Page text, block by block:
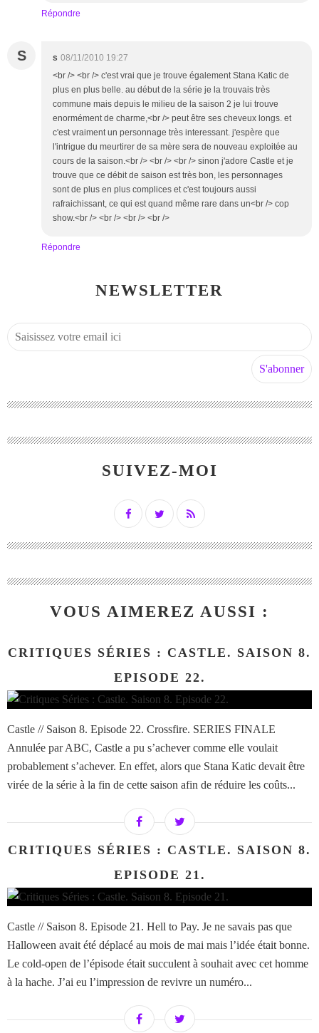
Répondre
S s 08/11/2010 19:27
<br /> <br /> c'est vrai que je trouve également Stana Katic de
plus en plus belle. au début de la série je la trouvais très
commune mais depuis le milieu de la saison 2 je lui trouve
enormément de charme,<br /> peut être ses cheveux longs. et
c'est vraiment un personnage très interessant. j'espère que
l'intrigue du meurtirer de sa mère sera de nouveau exploitée au
cours de la saison.<br /> <br /> <br /> sinon j'adore Castle et je
trouve que ce débit de saison est très bon, les personnages
sont de plus en plus complices et c'est toujours aussi
rafraichissant, ce qui est quand même rare dans un<br /> cop
show.<br /> <br /> <br /> <br />
Répondre
NEWSLETTER
SUIVEZ-MOI
VOUS AIMEREZ AUSSI :
CRITIQUES SÉRIES : CASTLE. SAISON 8.
EPISODE 22.
Castle // Saison 8. Episode 22. Crossfire. SERIES FINALE
Annulée par ABC, Castle a pu s’achever comme elle voulait
probablement s’achever. En effet, alors que Stana Katic devait être
virée de la série à la fin de cette saison afin de réduire les coûts...
CRITIQUES SÉRIES : CASTLE. SAISON 8.
EPISODE 21.
Castle // Saison 8. Episode 21. Hell to Pay. Je ne savais pas que
Halloween avait été déplacé au mois de mai mais l’idée était bonne.
Le cold-open de l’épisode était succulent à souhait avec cet homme
à la hache. J’ai eu l’impression de revivre un numéro...